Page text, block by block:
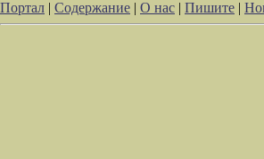
Портал | Содержание | О нас | Пишите |